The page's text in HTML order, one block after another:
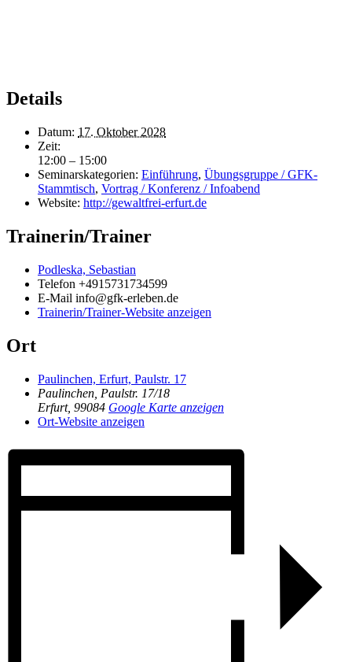
Details
Datum: 17. Oktober 2028
Zeit:
12:00 – 15:00
Seminarskategorien: Einführung, Übungsgruppe / GFK-
Stammtisch, Vortrag / Konferenz / Infoabend
Website: http://gewaltfrei-erfurt.de
Trainerin/Trainer
Podleska, Sebastian
Telefon +4915731734599
E-Mail info@gfk-erleben.de
Trainerin/Trainer-Website anzeigen
Ort
Paulinchen, Erfurt, Paulstr. 17
Paulinchen, Paulstr. 17/18
Erfurt, 99084 Google Karte anzeigen
Ort-Website anzeigen